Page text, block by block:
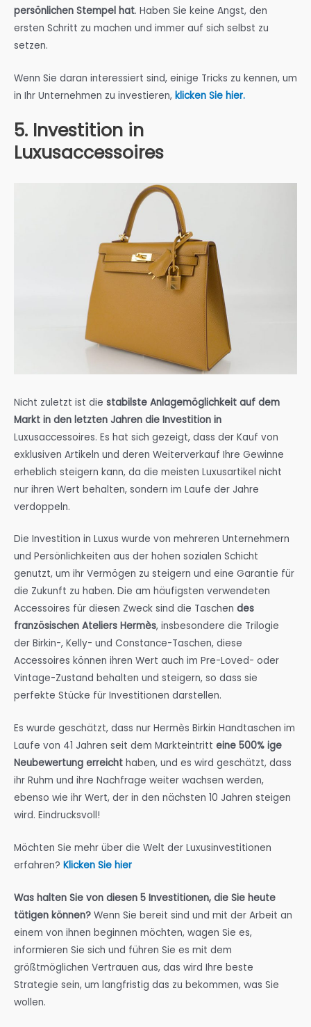
persönlichen Stempel hat. Haben Sie keine Angst, den
ersten Schritt zu machen und immer auf sich selbst zu
setzen.
Wenn Sie daran interessiert sind, einige Tricks zu kennen, um
in Ihr Unternehmen zu investieren, klicken Sie hier.
5. Investition in
Luxusaccessoires
Nicht zuletzt ist die stabilste Anlagemöglichkeit auf dem
Markt in den letzten Jahren die Investition in
Luxusaccessoires. Es hat sich gezeigt, dass der Kauf von
exklusiven Artikeln und deren Weiterverkauf Ihre Gewinne
erheblich steigern kann, da die meisten Luxusartikel nicht
nur ihren Wert behalten, sondern im Laufe der Jahre
verdoppeln.
Die Investition in Luxus wurde von mehreren Unternehmern
und Persönlichkeiten aus der hohen sozialen Schicht
genutzt, um ihr Vermögen zu steigern und eine Garantie für
die Zukunft zu haben. Die am häufigsten verwendeten
Accessoires für diesen Zweck sind die Taschen des
französischen Ateliers Hermès, insbesondere die Trilogie
der Birkin-, Kelly- und Constance-Taschen, diese
Accessoires können ihren Wert auch im Pre-Loved- oder
Vintage-Zustand behalten und steigern, so dass sie
perfekte Stücke für Investitionen darstellen.
Es wurde geschätzt, dass nur Hermès Birkin Handtaschen im
Laufe von 41 Jahren seit dem Markteintritt eine 500% ige
Neubewertung erreicht haben, und es wird geschätzt, dass
ihr Ruhm und ihre Nachfrage weiter wachsen werden,
ebenso wie ihr Wert, der in den nächsten 10 Jahren steigen
wird. Eindrucksvoll!
Möchten Sie mehr über die Welt der Luxusinvestitionen
erfahren? Klicken Sie hier
Was halten Sie von diesen 5 Investitionen, die Sie heute
tätigen können? Wenn Sie bereit sind und mit der Arbeit an
einem von ihnen beginnen möchten, wagen Sie es,
informieren Sie sich und führen Sie es mit dem
größtmöglichen Vertrauen aus, das wird Ihre beste
Strategie sein, um langfristig das zu bekommen, was Sie
wollen.